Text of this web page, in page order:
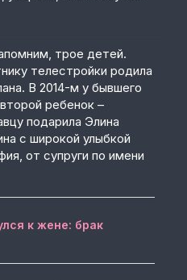
трое детей.
телестройки родила
В 2014-м у бывшего
ребенок –
подарила Элина
с широкой улыбкой
от супруги по имени
к жене: брак